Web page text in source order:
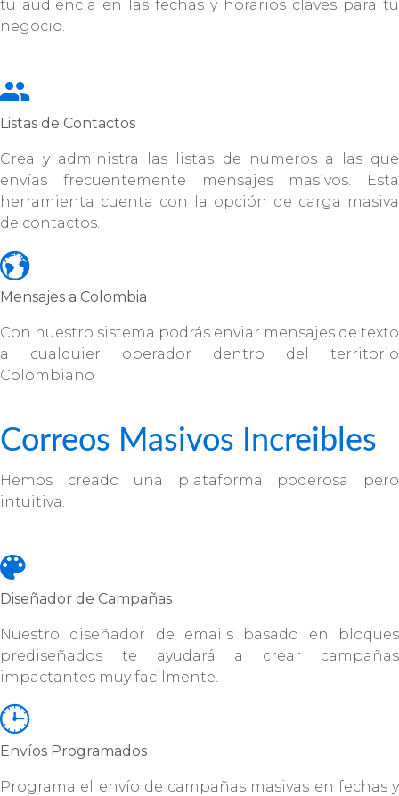
tu audiencia en las fechas y horarios claves para tu
negocio.
Listas de Contactos
Crea y administra las listas de numeros a las que
envías frecuentemente mensajes masivos. Esta
herramienta cuenta con la opción de carga masiva
de contactos.
Mensajes a Colombia
Con nuestro sistema podrás enviar mensajes de texto
a cualquier operador dentro del territorio
Colombiano
Correos Masivos Increibles
Hemos creado una plataforma poderosa pero
intuitiva.
Diseñador de Campañas
Nuestro diseñador de emails basado en bloques
prediseñados te ayudará a crear campañas
impactantes muy facilmente.
Envíos Programados
Programa el envío de campañas masivas en fechas y